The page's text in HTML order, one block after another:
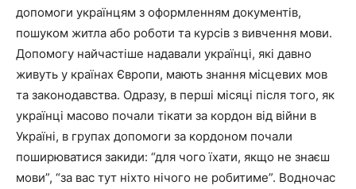
допомоги українцям з оформленням документів,
пошуком житла або роботи та курсів з вивчення мови.
Допомогу найчастіше надавали українці, які давно
живуть у країнах Європи, мають знання місцевих мов
та законодавства. Одразу, в перші місяці після того, як
українці масово почали тікати за кордон від війни в
Україні, в групах допомоги за кордоном почали
поширюватися закиди: “для чого їхати, якщо не знаєш
мови”, “за вас тут ніхто нічого не робитиме”. Водночас